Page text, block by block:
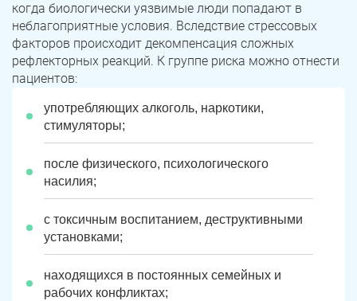
когда биологически уязвимые люди попадают в
неблагоприятные условия. Вследствие стрессовых
факторов происходит декомпенсация сложных
рефлекторных реакций. К группе риска можно отнести
пациентов:
употребляющих алкоголь, наркотики,
стимуляторы;
после физического, психологического
насилия;
с токсичным воспитанием, деструктивными
установками;
находящихся в постоянных семейных и
рабочих конфликтах;